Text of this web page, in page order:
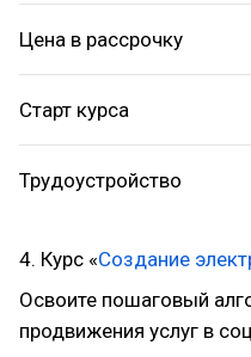
Цена в рассрочку
Старт курса
Трудоустройство
4. Курс «Создание
Освоите пошаговый
продвижения услуг в